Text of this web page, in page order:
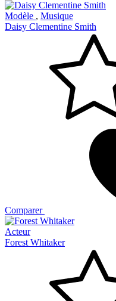
Modèle , Musique
Daisy Clementine Smith
Comparer
Acteur
Forest Whitaker